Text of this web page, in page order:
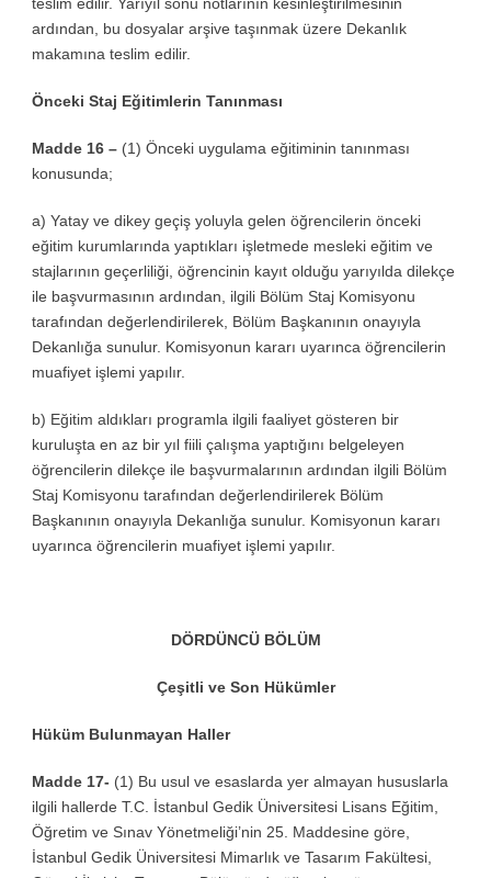
ardından, bu dosyalar arşive taşınmak üzere Dekanlık
makamına teslim edilir.
Önceki Staj Eğitimlerin Tanınması
Madde 16 – (1) Önceki uygulama eğitiminin tanınması
konusunda;
a) Yatay ve dikey geçiş yoluyla gelen öğrencilerin önceki
eğitim kurumlarında yaptıkları işletmede mesleki eğitim ve
stajlarının geçerliliği, öğrencinin kayıt olduğu yarıyılda dilekçe
ile başvurmasının ardından, ilgili Bölüm Staj Komisyonu
tarafından değerlendirilerek, Bölüm Başkanının onayıyla
Dekanlığa sunulur. Komisyonun kararı uyarınca öğrencilerin
muafiyet işlemi yapılır.
b) Eğitim aldıkları programla ilgili faaliyet gösteren bir
kuruluşta en az bir yıl fiili çalışma yaptığını belgeleyen
öğrencilerin dilekçe ile başvurmalarının ardından ilgili Bölüm
Staj Komisyonu tarafından değerlendirilerek Bölüm
Başkanının onayıyla Dekanlığa sunulur. Komisyonun kararı
uyarınca öğrencilerin muafiyet işlemi yapılır.
DÖRDÜNCÜ BÖLÜM
Çeşitli ve Son Hükümler
Hüküm Bulunmayan Haller
Madde 17- (1) Bu usul ve esaslarda yer almayan hususlarla
ilgili hallerde T.C. İstanbul Gedik Üniversitesi Lisans Eğitim,
Öğretim ve Sınav Yönetmeliği’nin 25. Maddesine göre,
İstanbul Gedik Üniversitesi Mimarlık ve Tasarım Fakültesi,